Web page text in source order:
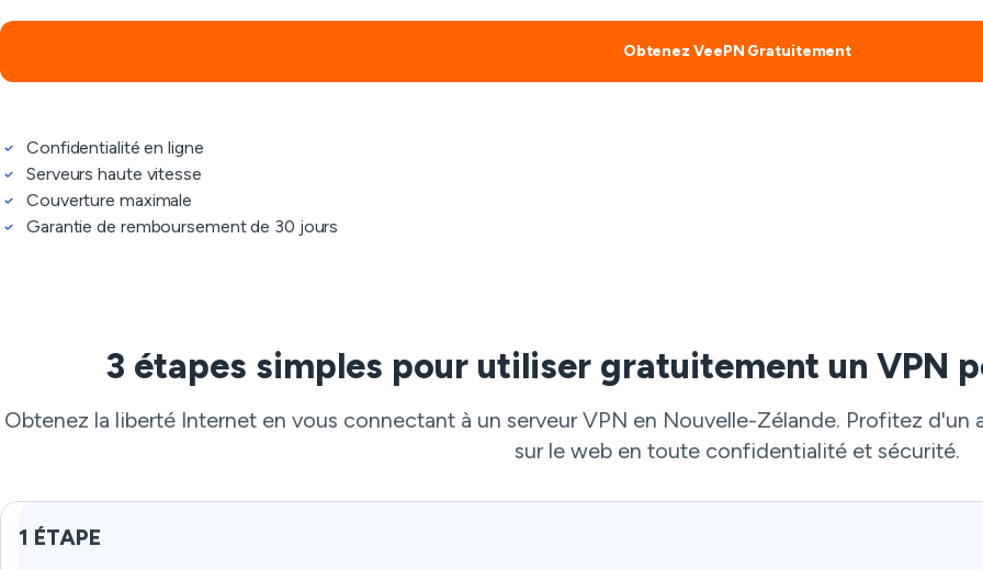
Obtenez VeePN Gratuitement
Confidentialité en ligne
Serveurs haute vitesse
Couverture maximale
Garantie de remboursement de 30 jours
3 étapes simples pour utiliser gratuitement un VPN
Obtenez la liberté Internet en vous connectant à un serveur VPN en Nouvelle-Zélande. Profitez
sur le web en toute confidentialité et sécurité.
1 ÉTAPE